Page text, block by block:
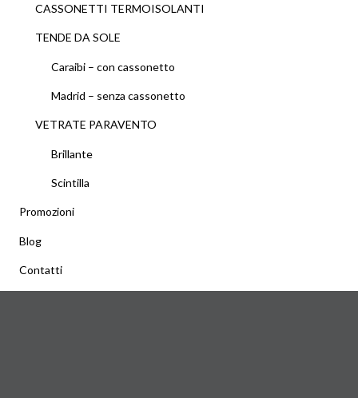
CASSONETTI TERMOISOLANTI
TENDE DA SOLE
Caraibi – con cassonetto
Madrid – senza cassonetto
VETRATE PARAVENTO
Brillante
Scintilla
Promozioni
Blog
Contatti